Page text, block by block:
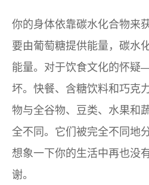
你的身体依靠碳水化合物来
要由葡萄糖提供能量，碳水
能量。对于饮食文化的怀
坏。快餐、含糖饮料和巧克
物与全谷物、豆类、水果和
全不同。它们被完全不同
想象一下你的生活中再也没
谢。